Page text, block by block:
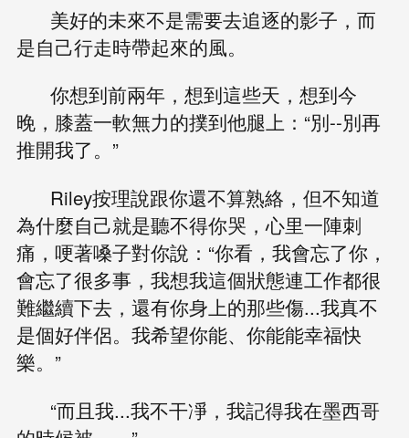
美好的未來不是需要去追逐的影子，而
是自己行走時帶起來的風。
你想到前兩年，想到這些天，想到今
晚，膝蓋一軟無力的撲到他腿上：“別--別再
推開我了。”
Riley按理說跟你還不算熟絡，但不知道
為什麼自己就是聽不得你哭，心里一陣刺
痛，哽著嗓子對你說：“你看，我會忘了你，
會忘了很多事，我想我這個狀態連工作都很
難繼續下去，還有你身上的那些傷...我真不
是個好伴侶。我希望你能、你能能幸福快
樂。”
“而且我...我不干凈，我記得我在墨西哥